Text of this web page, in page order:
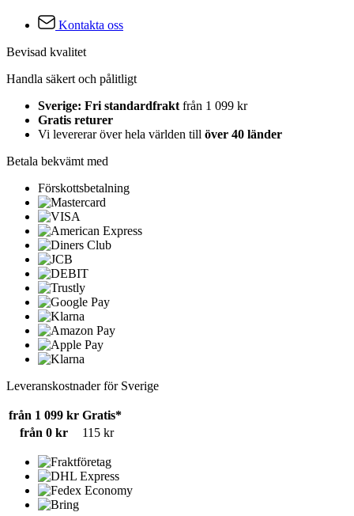
Kontakta oss
Bevisad kvalitet
Handla säkert och pålitligt
Sverige: Fri standardfrakt från 1 099 kr
Gratis returer
Vi levererar över hela världen till över 40 länder
Betala bekvämt med
Förskottsbetalning
Leveranskostnader för Sverige
från 1 099 kr Gratis*
från 0 kr
115 kr